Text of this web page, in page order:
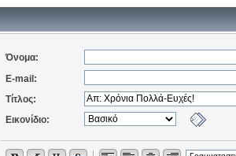
Όνομα:
E-mail:
Τίτλος:
Εικονίδιο: